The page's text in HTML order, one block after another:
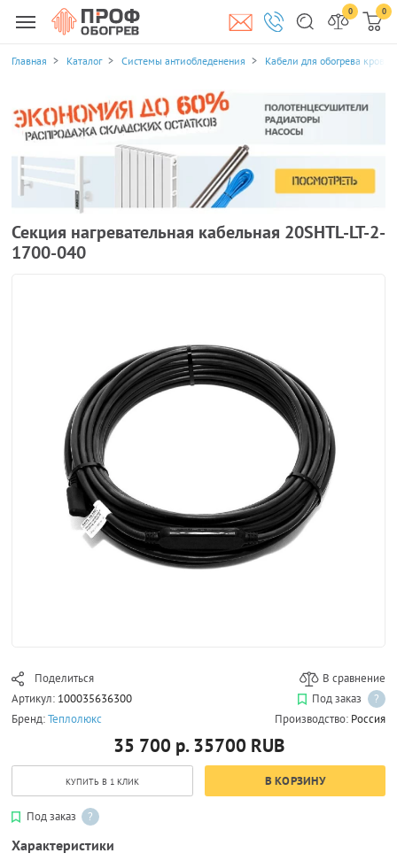
0 0
Главная Каталог Системы антиобледенения Кабели для обогрева
Секция нагревательная кабельная 20SHTL-LT-2-
1700-040
Поделиться
В сравнение
Артикул: 100035636300 Под заказ
?
Бренд:Теплолюкс Производство: Россия
35 700 р. 35700 RUB
КУПИТЬ В 1 КЛИК В КОРЗИНУ
Под заказ ?
Характеристики